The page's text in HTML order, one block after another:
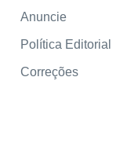
Anuncie
Política Editorial
Correções